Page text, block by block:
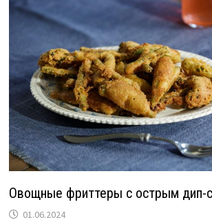
Овощные фриттеры с острым дип-
01.06.2024